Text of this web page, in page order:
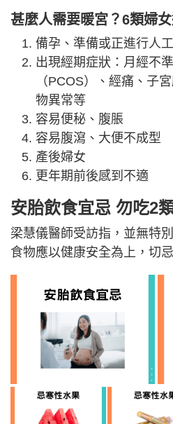
甚麼人需要暖宮？6類婦
備孕、準備或正進行人
出現經期症狀：月經不
（PCOS）、經痛、子
物異常等
容易便秘、腹脹
容易腹瀉、大便不成型
產後婦女
更年期前後感到不適
安胎飲食宜忌 勿吃2
梁慧儀醫師受訪指，並無特
食物應以健康安全為上，切